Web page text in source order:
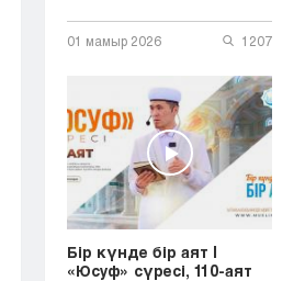
01 мамыр 2026 1207
Бір күнде бір аят |
«Юсуф» сүресі, 110-аят